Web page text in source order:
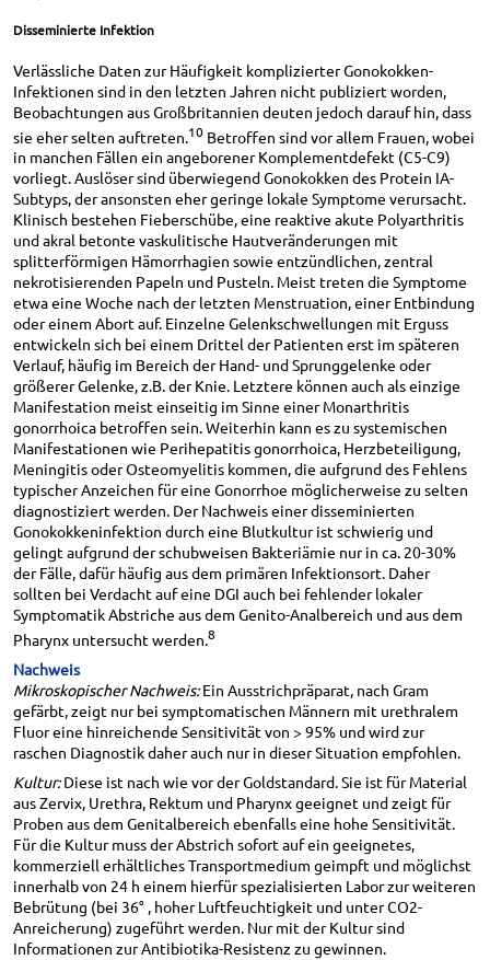
Disseminierte Infektion
Verlässliche Daten zur Häufigkeit komplizierter Gonokokken-
Infektionen sind in den letzten Jahren nicht publiziert worden,
Beobachtungen aus Großbritannien deuten jedoch darauf hin, dass
sie eher selten auftreten. 10 Betroffen sind vor allem Frauen, wobei
in manchen Fällen ein angeborener Komplementdefekt (C5-C9)
vorliegt. Auslöser sind überwiegend Gonokokken des Protein IA-
Subtyps, der ansonsten eher geringe lokale Symptome verursacht.
Klinisch bestehen Fieberschübe, eine reaktive akute Polyarthritis
und akral betonte vaskulitische Hautveränderungen mit
splitterförmigen Hämorrhagien sowie entzündlichen, zentral
nekrotisierenden Papeln und Pusteln. Meist treten die Symptome
etwa eine Woche nach der letzten Menstruation, einer Entbindung
oder einem Abort auf. Einzelne Gelenkschwellungen mit Erguss
entwickeln sich bei einem Drittel der Patienten erst im späteren
Verlauf, häufig im Bereich der Hand- und Sprunggelenke oder
größerer Gelenke, z.B. der Knie. Letztere können auch als einzige
Manifestation meist einseitig im Sinne einer Monarthritis
gonorrhoica betroffen sein. Weiterhin kann es zu systemischen
Manifestationen wie Perihepatitis gonorrhoica, Herzbeteiligung,
Meningitis oder Osteomyelitis kommen, die aufgrund des Fehlens
typischer Anzeichen für eine Gonorrhoe möglicherweise zu selten
diagnostiziert werden. Der Nachweis einer disseminierten
Gonokokkeninfektion durch eine Blutkultur ist schwierig und
gelingt aufgrund der schubweisen Bakteriämie nur in ca. 20-30%
der Fälle, dafür häufig aus dem primären Infektionsort. Daher
sollten bei Verdacht auf eine DGI auch bei fehlender lokaler
Symptomatik Abstriche aus dem Genito-Analbereich und aus dem
Pharynx untersucht werden.8
Nachweis
Mikroskopischer Nachweis:Ein Ausstrichpräparat, nach Gram
gefärbt, zeigt nur bei symptomatischen Männern mit urethralem
Fluor eine hinreichende Sensitivität von > 95% und wird zur
raschen Diagnostik daher auch nur in dieser Situation empfohlen.
Kultur:Diese ist nach wie vor der Goldstandard. Sie ist für Material
aus Zervix, Urethra, Rektum und Pharynx geeignet und zeigt für
Proben aus dem Genitalbereich ebenfalls eine hohe Sensitivität.
Für die Kultur muss der Abstrich sofort auf ein geeignetes,
kommerziell erhältliches Transportmedium geimpft und möglichst
innerhalb von 24 h einem hierfür spezialisierten Labor zur weiteren
Bebrütung (bei 36° , hoher Luftfeuchtigkeit und unter CO2-
Anreicherung) zugeführt werden. Nur mit der Kultur sind
Informationen zur Antibiotika-Resistenz zu gewinnen.